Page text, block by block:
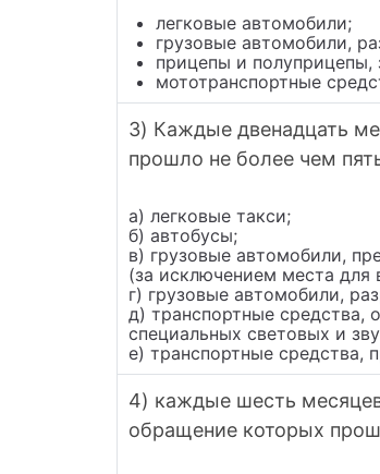
легковые автомобили;
грузовые автомобили,
прицепы и полуприцепы,
мототранспортные
3) Каждые двенадцать
прошло не более чем
а) легковые такси;
б) автобусы;
в) грузовые автомобили,
(за исключением места для
г) грузовые автомобили,
д) транспортные средства,
специальных световых и
е) транспортные средства,
4) каждые шесть
обращение которых